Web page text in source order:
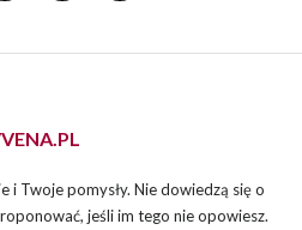
i Twoje pomysły. Nie dowiedzą się o
jeśli im tego nie opowiesz.